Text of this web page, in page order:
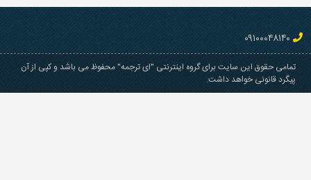
حقوق این سایت برای گروه اینترنتی "ای ترجمه" محفوظ می باشد و کپی از آن
قانونی خواهد داشت.